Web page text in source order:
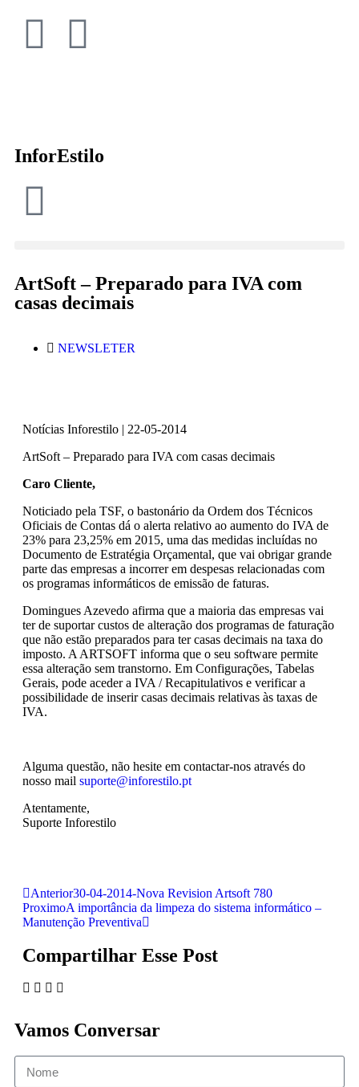
InforEstilo
ArtSoft – Preparado para IVA com
casas decimais
NEWSLETER
Notícias Inforestilo | 22-05-2014
ArtSoft – Preparado para IVA com casas decimais
Caro Cliente,
Noticiado pela TSF, o bastonário da Ordem dos Técnicos
Oficiais de Contas dá o alerta relativo ao aumento do IVA de
23% para 23,25% em 2015, uma das medidas incluídas no
Documento de Estratégia Orçamental, que vai obrigar grande
parte das empresas a incorrer em despesas relacionadas com
os programas informáticos de emissão de faturas.
Domingues Azevedo afirma que a maioria das empresas vai
ter de suportar custos de alteração dos programas de faturação
que não estão preparados para ter casas decimais na taxa do
imposto. A ARTSOFT informa que o seu software permite
essa alteração sem transtorno. Em Configurações, Tabelas
Gerais, pode aceder a IVA / Recapitulativos e verificar a
possibilidade de inserir casas decimais relativas às taxas de
IVA.
Alguma questão, não hesite em contactar-nos através do
nosso mail suporte@inforestilo.pt
Atentamente,
Suporte Inforestilo
Anterior30-04-2014-Nova Revision Artsoft 780
ProximoA importância da limpeza do sistema informático –
Manutenção Preventiva
Compartilhar Esse Post
Vamos Conversar